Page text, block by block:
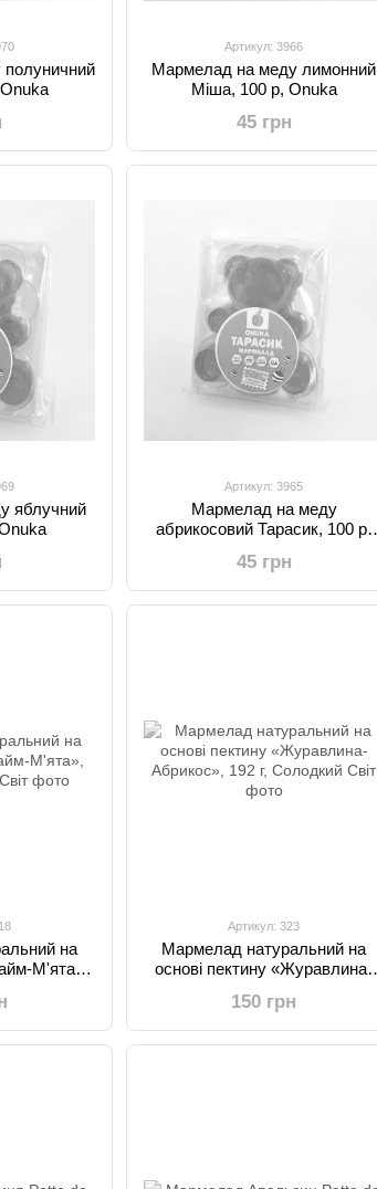
Onuka
Артикул: 3966
Мармелад на меду лимонний
Міша, 100 р, Onuka
45 грн
яблучний
Артикул: 3965
Мармелад на меду
абрикосовий Тарасик, 100 р,
45 грн
на
М'ята»,
Артикул: 323
Мармелад натуральний на
основі пектину «Журавлина-
150 грн